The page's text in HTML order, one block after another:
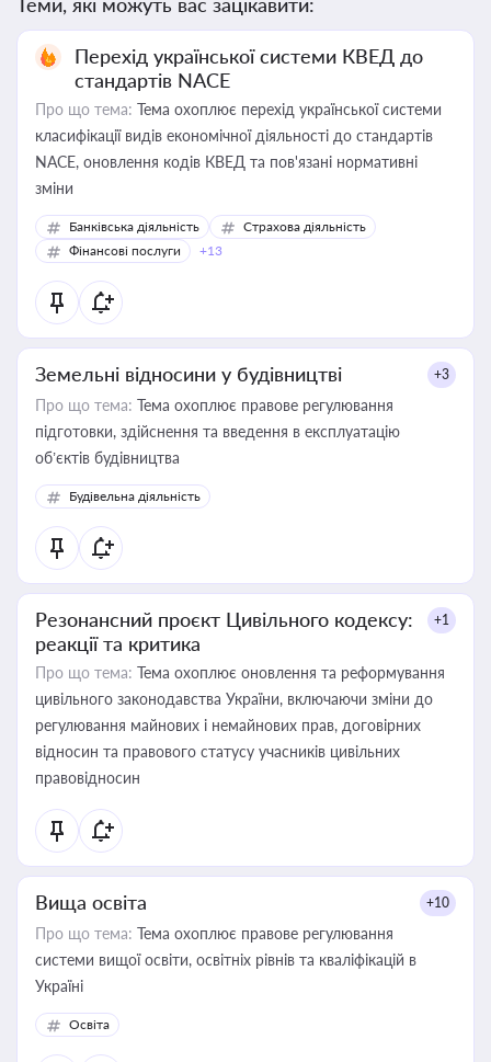
Перехід української системи КВЕД до
стандартів NACE
Про що тема: Тема охоплює перехід української системи
класифікації видів економічної діяльності до стандартів
NACE, оновлення кодів КВЕД та пов'язані нормативні
зміни
Банківська діяльність
Страхова діяльність
Фінансові послуги
+13
Земельні відносини у будівництві +3
Про що тема: Тема охоплює правове регулювання
підготовки, здійснення та введення в експлуатацію
об’єктів будівництва
Будівельна діяльність
Резонансний проєкт Цивільного кодексу:
реакції та критика
+1
Про що тема: Тема охоплює оновлення та реформування
цивільного законодавства України, включаючи зміни до
регулювання майнових і немайнових прав, договірних
відносин та правового статусу учасників цивільних
правовідносин
Вища освіта +10
Про що тема: Тема охоплює правове регулювання
системи вищої освіти, освітніх рівнів та кваліфікацій в
Україні
Освіта